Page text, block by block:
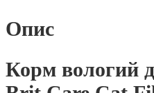
Опис
Корм вологий